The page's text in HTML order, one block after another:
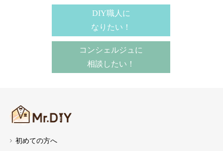
DIY職人に
なりたい！
コンシェルジュに
相談したい！
初めての方へ